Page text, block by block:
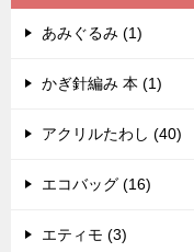
あみぐるみ (1)
かぎ針編み 本 (1)
アクリルたわし (40)
エコバッグ (16)
エティモ (3)